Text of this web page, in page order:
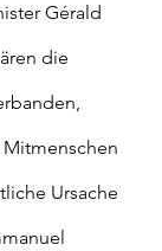
Gérald
die
Ursache